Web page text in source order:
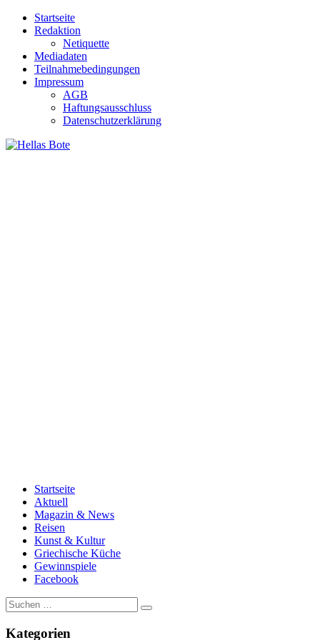
Zum
Inhalt
Startseite
Redaktion
Netiquette
Mediadaten
Teilnahmebedingungen
Impressum
AGB
Haftungsausschluss
Datenschutzerklärung
Startseite
Aktuell
Magazin & News
Reisen
Kunst & Kultur
Griechische Küche
Gewinnspiele
Facebook
Suche
nach:
Kategorien